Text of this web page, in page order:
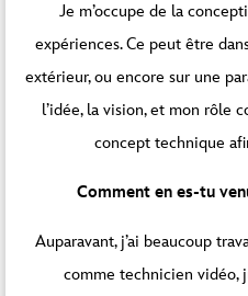
Je m’occupe de la
expériences. Ce peut être
extérieur, ou encore sur une
l’idée, la vision, et mon rôle
concept technique
Comment en es-tu
Auparavant, j’ai beaucoup
comme technicien vidéo,